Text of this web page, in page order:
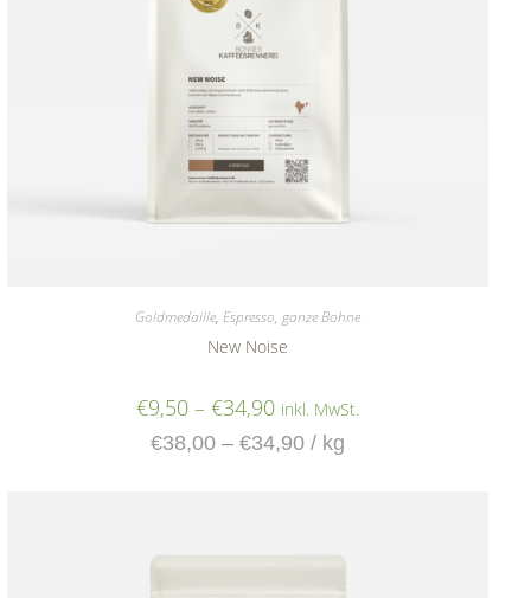
Goldmedaille, Espresso, ganze Bohne
New Noise
€9,50 – €34,90 inkl. MwSt.
€38,00 – €34,90 / kg